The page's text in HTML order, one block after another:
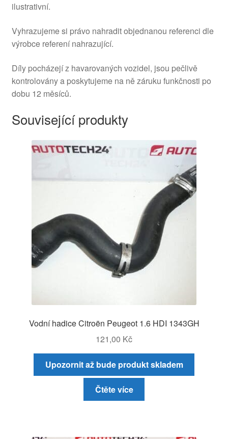
ilustrativní.
Vyhrazujeme si právo nahradit objednanou referenci dle
výrobce referení nahrazující.
Díly pocházejí z havarovaných vozidel, jsou pečlivě
kontrolovány a poskytujeme na ně záruku funkčnosti po
dobu 12 měsíců.
Související produkty
Vodní hadice Citroën Peugeot 1.6 HDI 1343GH
121,00 Kč
Upozornit až bude produkt skladem
Čtěte více